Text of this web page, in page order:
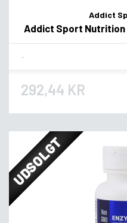
Addict
Addict Sport Nutrition
292,44 KR
UDSOLGT